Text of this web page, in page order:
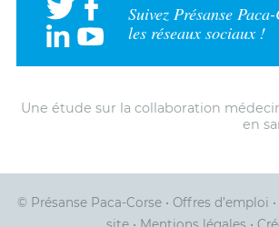
Suivez Présanse
les réseaux sociaux !
Une étude sur la collaboration
en
© Présanse Paca-Corse • Offres d’emploi •